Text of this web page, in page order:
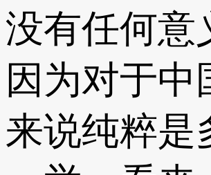
没有任何意
因为对于中
来说纯粹是